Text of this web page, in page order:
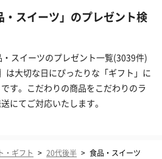
・スイーツ」のプレゼント検
スイーツのプレゼント一覧(3039件)
は大切な日にぴったりな「ギフト」に
す。こだわりの商品をこだわりのラ
にてご対応いたします。
・ギフト > 20代後半 > 食品・スイーツ